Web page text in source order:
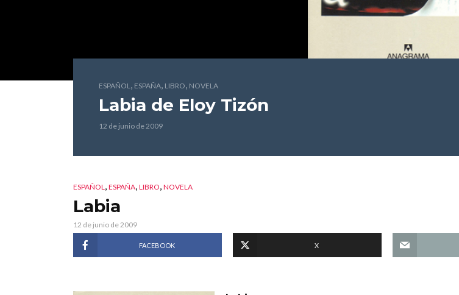
ESPAÑOL, ESPAÑA, LIBRO, NOVELA
Labia de Eloy Tizón
12 de junio de 2009
ESPAÑOL, ESPAÑA, LIBRO, NOVELA
Labia
12 de junio de 2009
FACEBOOK X